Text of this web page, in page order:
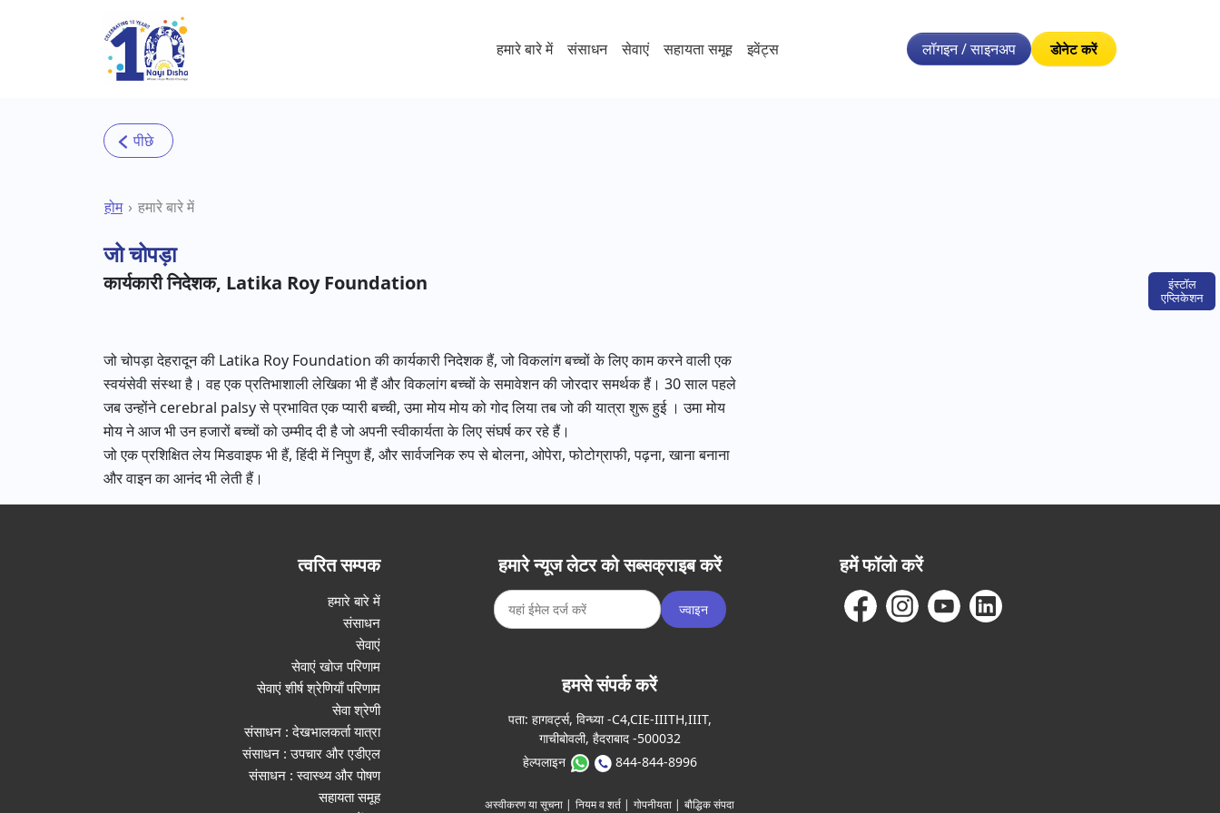
Skip to main content
इंस्टॉल
एप्लिकेशन
हमारे बारे में संसाधन सेवाएं सहायता समूह इवेंट्स लॉगइन / साइनअप डोनेट करें
होम हमारे बारे में
जो चोपड़ा
कार्यकारी निदेशक, Latika Roy Foundation
जो चोपड़ा देहरादून की Latika Roy Foundation की कार्यकारी निदेशक हैं, जो विकलांग बच्चों के लिए काम करने वाली एक
स्वयंसेवी संस्था है। वह एक प्रतिभाशाली लेखिका भी हैं और विकलांग बच्चों के समावेशन की जोरदार समर्थक हैं। 30 साल पहले
जब उन्होंने cerebral palsy से प्रभावित एक प्यारी बच्ची, उमा मोय मोय को गोद लिया तब जो की यात्रा शुरू हुई । उमा मोय
मोय ने आज भी उन हजारों बच्चों को उम्मीद दी है जो अपनी स्वीकार्यता के लिए संघर्ष कर रहे हैं।
जो एक प्रशिक्षित लेय मिडवाइफ भी हैं, हिंदी में निपुण हैं, और सार्वजनिक रुप से बोलना, ओपेरा, फोटोग्राफी, पढ़ना, खाना बनाना
और वाइन का आनंद भी लेती हैं।
त्वरित सम्पक
हमारे बारे में
संसाधन
सेवाएं
सेवाएं खोज परिणाम
सेवाएं शीर्ष श्रेणियाँ परिणाम
सेवा श्रेणी
संसाधन : देखभालकर्ता यात्रा
संसाधन : उपचार और एडीएल
संसाधन : स्वास्थ्य और पोषण
सहायता समूह
हमारे न्यूज लेटर को सब्सक्राइब करें
ज्वाइन
हमसे संपर्क करें
पता: हागवर्ट्स, विन्ध्या -C4,CIE-IIITH,IIIT,
गाचीबोवली, हैदराबाद -500032
हेल्पलाइन
844-844-8996
अस्वीकरण या सूचना | नियम व शर्त | गोपनीयता | बौद्धिक संपदा
हमें फॉलो करें